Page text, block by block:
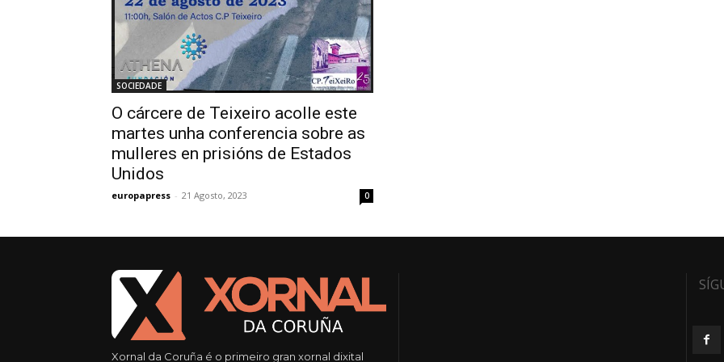
SOCIEDADE
O cárcere de Teixeiro acolle este
martes unha conferencia sobre as
mulleres en prisións de Estados
Unidos
europapress - 21 Agosto, 2023 0
Xornal da Coruña é o primeiro gran xornal dixital